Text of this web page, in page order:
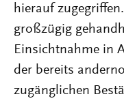
hierauf
großzügig
Einsichtnahme in
der bereits
zugänglichen